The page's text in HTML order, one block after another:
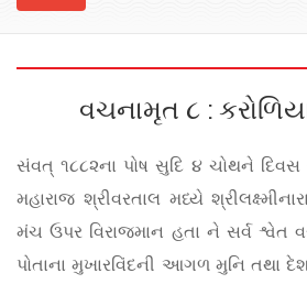
વચનામૃત ૮ :
સંવત્ ૧૮૮૨ના પોષ સુદિ ૪ ચોથને દિવસ
મહારાજ શ્રીવરતાલ મધ્યે
મંચ ઉપર વિરાજમાન હતા ને સર્વ શ્વેત
પોતાના મુખારવિંદની આગળ મુનિ તથા